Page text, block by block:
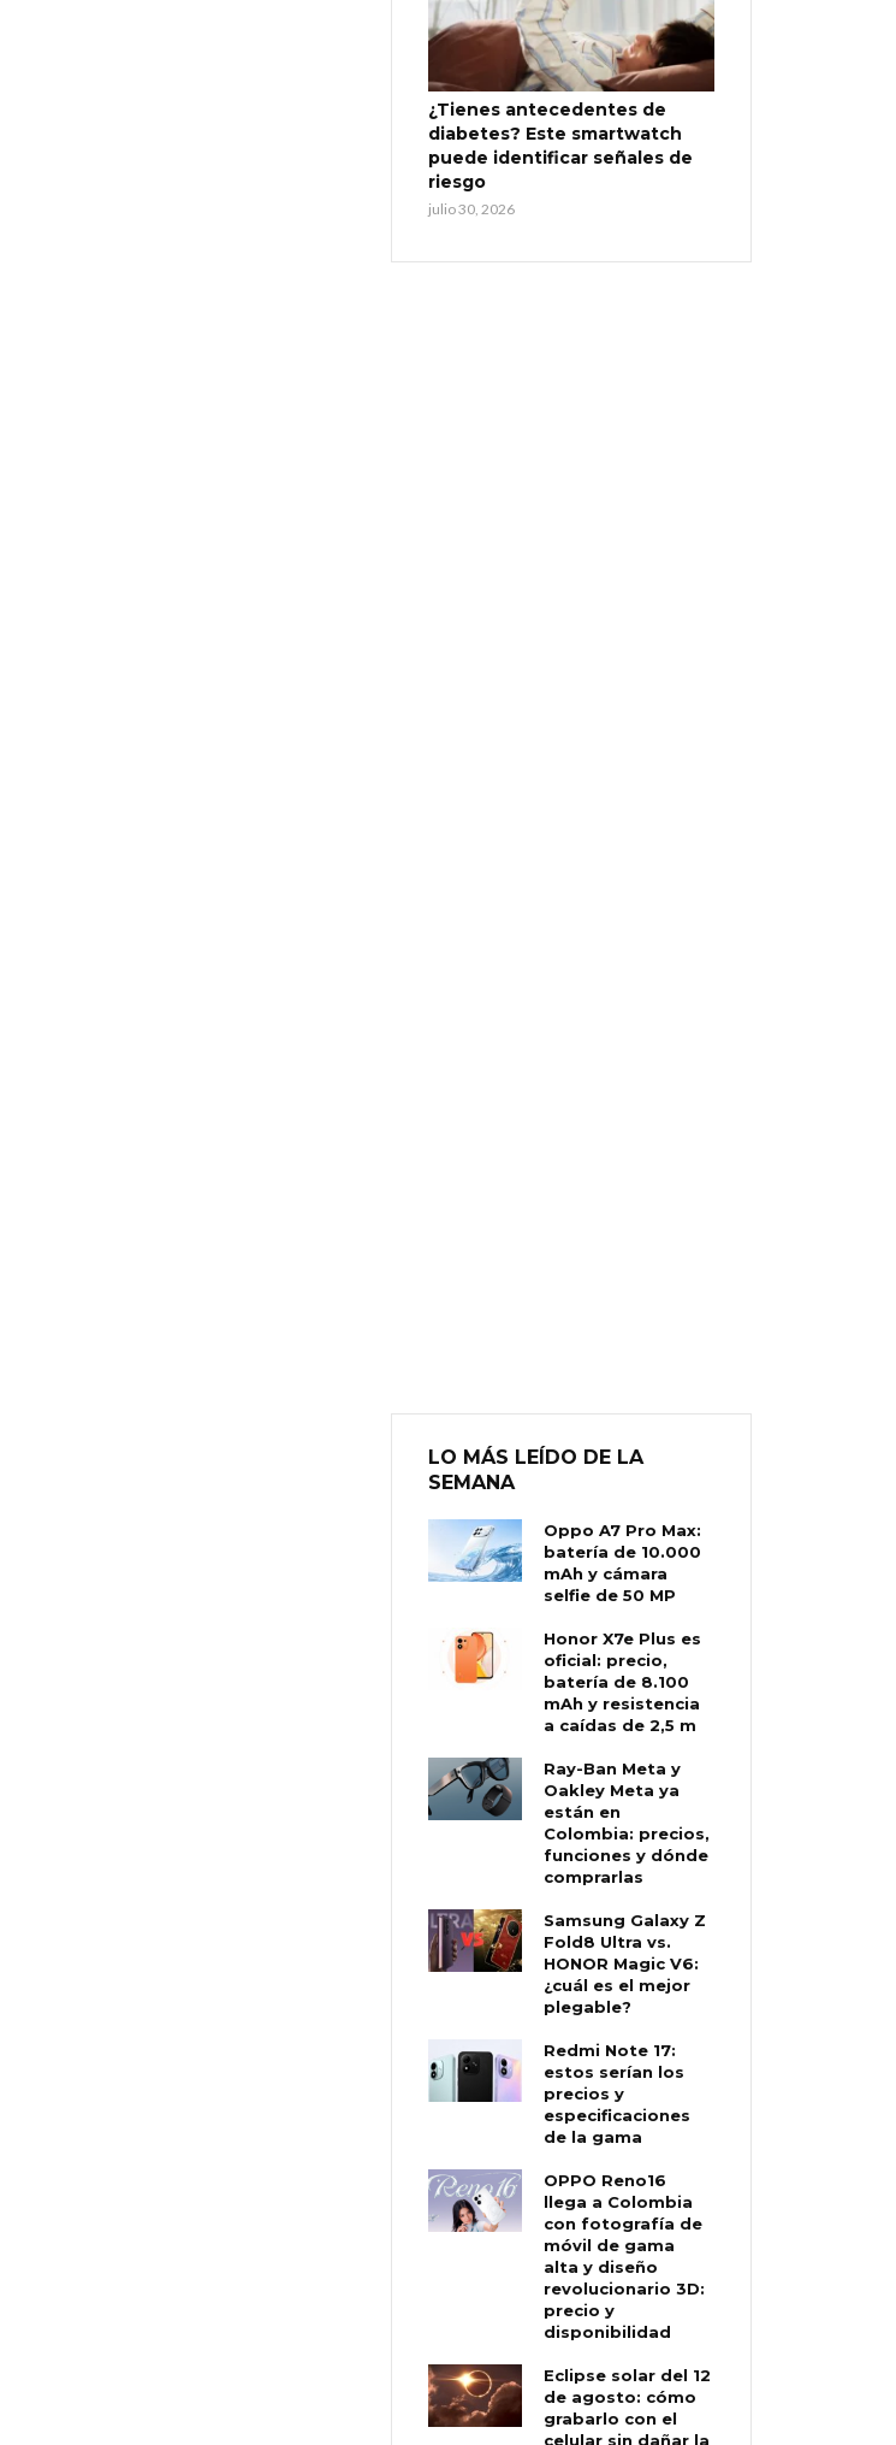
¿Tienes antecedentes de
diabetes? Este smartwatch
puede identificar señales de
riesgo
julio 30, 2026
LO MÁS LEÍDO DE LA
SEMANA
Oppo A7 Pro Max:
batería de 10.000
mAh y cámara
selfie de 50 MP
Honor X7e Plus es
oficial: precio,
batería de 8.100
mAh y resistencia
a caídas de 2,5 m
Ray-Ban Meta y
Oakley Meta ya
están en
Colombia: precios,
funciones y dónde
comprarlas
Samsung Galaxy Z
Fold8 Ultra vs.
HONOR Magic V6:
¿cuál es el mejor
plegable?
Redmi Note 17:
estos serían los
precios y
especificaciones
de la gama
OPPO Reno16
llega a Colombia
con fotografía de
móvil de gama
alta y diseño
revolucionario 3D:
precio y
disponibilidad
Eclipse solar del 12
de agosto: cómo
grabarlo con el
celular sin dañar la